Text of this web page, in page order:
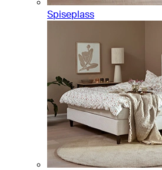
Spiseplass